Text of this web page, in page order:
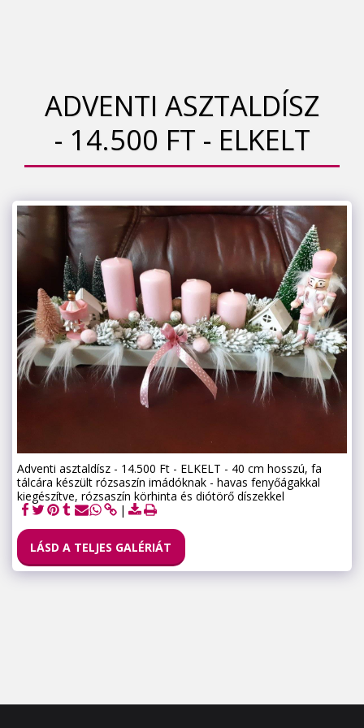
ADVENTI ASZTALDÍSZ
- 14.500 FT - ELKELT
Adventi asztaldísz - 14.500 Ft - ELKELT - 40 cm hosszú, fa
tálcára készült rózsaszín imádóknak - havas fenyőágakkal
kiegészítve, rózsaszín körhinta és diótörő díszekkel
LÁSD A TELJES GALÉRIÁT